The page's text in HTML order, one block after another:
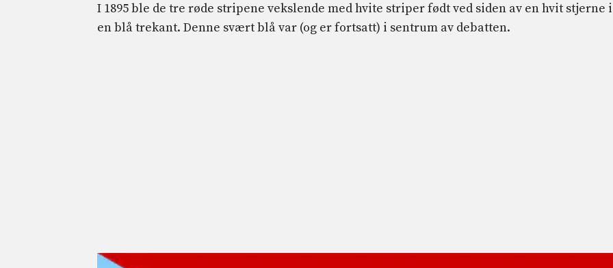
I 1895 ble de tre røde stripene vekslende med hvite striper født ved siden av en hvit stjerne i
en blå trekant. Denne svært blå var (og er fortsatt) i sentrum av debatten.